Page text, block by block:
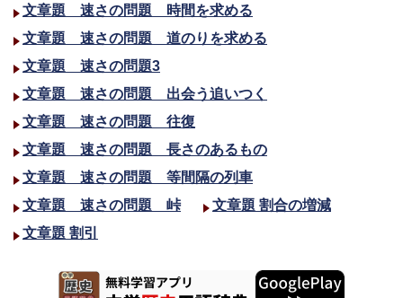
文章題 速さの問題 時間を求める
文章題 速さの問題 道のりを求める
文章題 速さの問題3
文章題 速さの問題 出会う追いつく
文章題 速さの問題 往復
文章題 速さの問題 長さのあるもの
文章題 速さの問題 等間隔の列車
文章題 速さの問題 峠
文章題 割合の増減
文章題 割引